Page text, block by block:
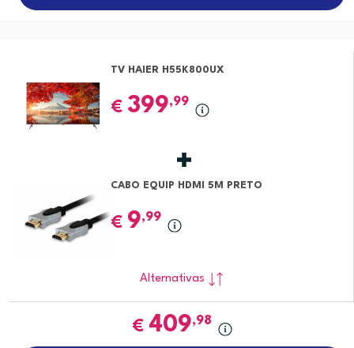
TV HAIER H55K800UX
€ 399,99
CABO EQUIP HDMI 5M PRETO
€ 9,99
Alternativas
€ 409,98